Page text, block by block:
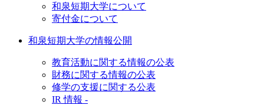
和泉短期大学について
寄付金について
和泉短期大学の情報公開
教育活動に関する情報の公表
財務に関する情報の公表
修学の支援に関する公表
IR 情報 -